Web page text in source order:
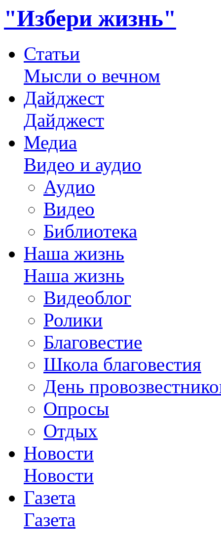
"Избери жизнь"
Статьи
Мысли о вечном
Дайджест
Дайджест
Медиа
Видео и аудио
Аудио
Видео
Библиотека
Наша жизнь
Наша жизнь
Видеоблог
Ролики
Благовестие
Школа благовестия
День
Опросы
Отдых
Новости
Новости
Газета
Газета